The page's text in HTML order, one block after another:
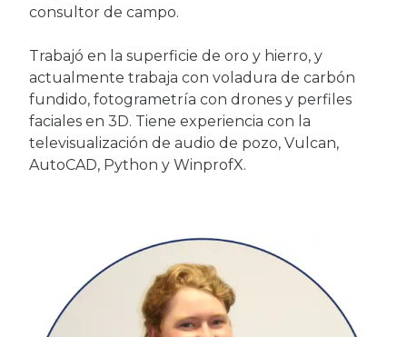
consultor de campo.
Trabajó en la superficie de oro y hierro, y
actualmente trabaja con voladura de carbón
fundido, fotogrametría con drones y perfiles
faciales en 3D. Tiene experiencia con la
televisualización de audio de pozo, Vulcan,
AutoCAD, Python y WinprofX.